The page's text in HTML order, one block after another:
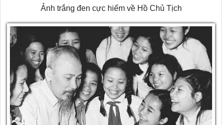
Ảnh trắng đen cực hiếm về Hồ Chủ Tịch